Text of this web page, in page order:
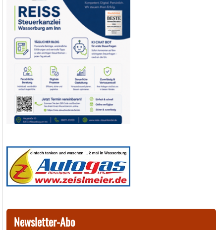
Newsletter-Abo